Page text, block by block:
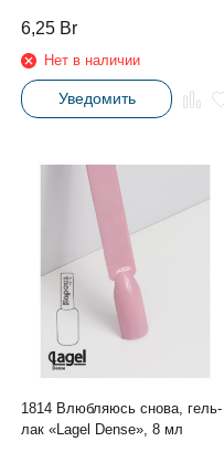
6,25 Br
Нет в наличии
Уведомить
1814 Влюбляюсь снова, гель-
лак «Lagel Dense», 8 мл